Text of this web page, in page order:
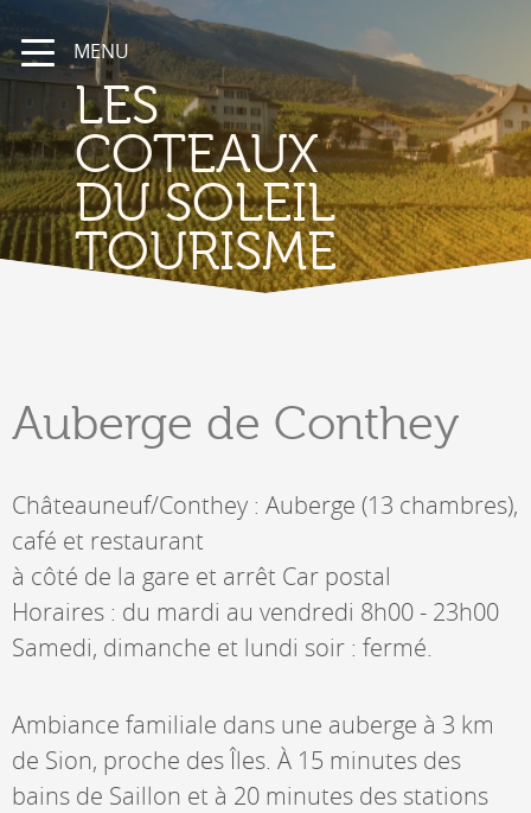
MENU
LES
COTEAUX
DU SOLEIL
TOURISME
Auberge de Conthey
Châteauneuf/Conthey : Auberge (13 chambres),
café et restaurant
à côté de la gare et arrêt Car postal
Horaires : du mardi au vendredi 8h00 - 23h00
Samedi, dimanche et lundi soir : fermé.
Ambiance familiale dans une auberge à 3 km
de Sion, proche des Îles. À 15 minutes des
bains de Saillon et à 20 minutes des stations